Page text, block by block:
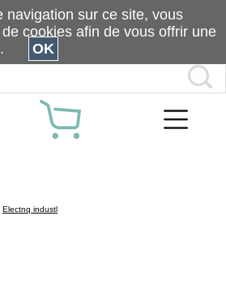
Electnq industl
navigation sur ce site, vous
cookies afin de vous offrir une
OK